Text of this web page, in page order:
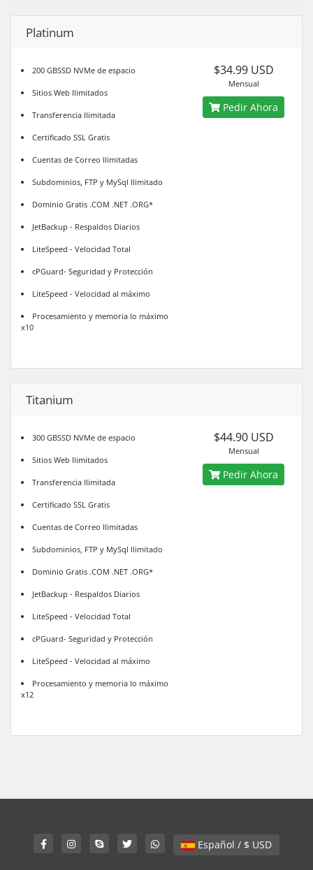
Platinum
200 GBSSD NVMe de espacio
Sitios Web Ilimitados
Transferencia Ilimitada
Certificado SSL Gratis
Cuentas de Correo Ilimitadas
Subdominios, FTP y MySql Ilimitado
Dominio Gratis .COM .NET .ORG*
JetBackup - Respaldos Diarios
LiteSpeed - Velocidad Total
cPGuard- Seguridad y Protección
LiteSpeed - Velocidad al máximo
Procesamiento y memoria lo máximo
x10
$34.99 USD
Mensual
Pedir Ahora
Titanium
300 GBSSD NVMe de espacio
Sitios Web Ilimitados
Transferencia Ilimitada
Certificado SSL Gratis
Cuentas de Correo Ilimitadas
Subdominios, FTP y MySql Ilimitado
Dominio Gratis .COM .NET .ORG*
JetBackup - Respaldos Diarios
LiteSpeed - Velocidad Total
cPGuard- Seguridad y Protección
LiteSpeed - Velocidad al máximo
Procesamiento y memoria lo máximo
x12
$44.90 USD
Mensual
Pedir Ahora
Español / $ USD